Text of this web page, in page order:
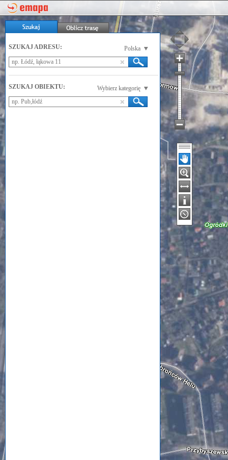
SZUKAJ ADRESU: Polska
SZUKAJ OBIEKTU: Wybierz kategorię